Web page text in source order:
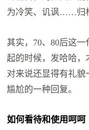
为冷笑、讥讽……归
其实，70、80后这
起的时候，发哈哈，
对来说还显得有礼
尴尬的一种回复。
如何看待和使用呵呵